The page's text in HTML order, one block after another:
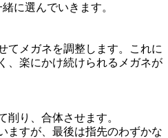
に選んでいきます。
てメガネを調整します。これに
、楽にかけ続けられるメガネが
削り、合体させます。
ますが、最後は指先のわずかな